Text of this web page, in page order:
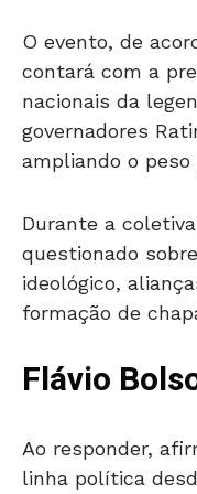
O evento, de
contará com a
nacionais da
governadores
ampliando o
Durante a
questionado
ideológico,
formação de
Flávio
Ao responder,
linha política